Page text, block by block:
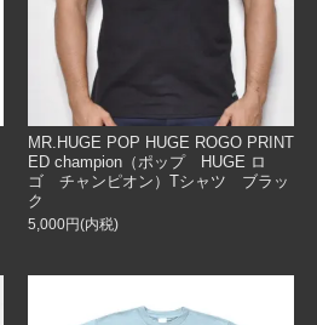
MR.HUGE POP HUGE ROGO PRINT
ED champion（ポップ HUGE ロ
ゴ チャンピオン）Tシャツ ブラッ
ク
5,000円(内税)